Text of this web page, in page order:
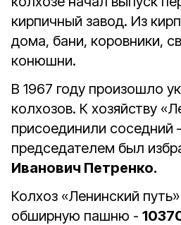
кирпичный завод. Из
дома, бани, коровники,
конюшни.
В 1967 году произошло
колхозов. К хозяйству
присоединили соседний
председателем был
Иванович Петренко.
Колхоз «Ленинский
обширную пашню -